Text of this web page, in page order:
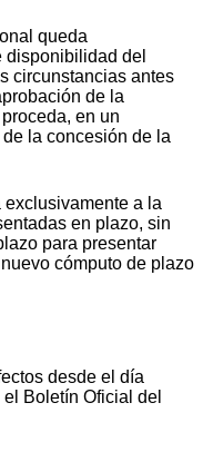
queda
del
circunstancias antes
de la
en un
la concesión de la
a la
en plazo, sin
para presentar
cómputo de plazo
desde el día
Boletín Oficial del